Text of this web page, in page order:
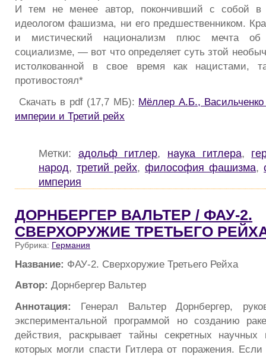
И тем не менее автор, покончивший с собой
идеологом фашизма, ни его предшественником.
и мистический национализм плюс мечта об
социализме, — вот что определяет суть зтой
истолкованной в свое время как нацистами,
противостоял*
Скачать в pdf (17,7 МБ): Мёллер А.Б.,
империи и Третий рейх
Метки: адольф гитлер, наука гитлера,
народ, третий рейх, философия фашизма,
империя
ДОРНБЕРГЕР ВАЛЬТЕР / ФАУ-2.
СВЕРХОРУЖИЕ ТРЕТЬЕГО
Рубрика: Германия
Название: ФАУ-2. Сверхоружие Третьего Рейха
Автор: Дорнбергер Вальтер
Аннотация: Генерал Вальтер Дорнбергер,
экспериментальной программой но созданию
действия, раскрывает тайны секретных научных
которых могли спасти Гитлера от поражения.